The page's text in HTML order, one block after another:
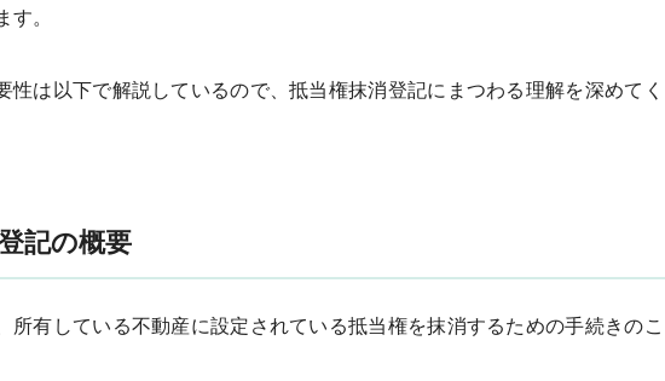
。
性は以下で解説しているので、抵当権抹消登記にまつわる理解を深めてく
記の概要
所有している不動産に設定されている抵当権を抹消するための手続きのこ